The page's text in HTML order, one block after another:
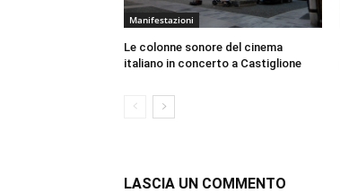
Manifestazioni
Le colonne sonore del cinema
italiano in concerto a Castiglione
LASCIA UN COMMENTO